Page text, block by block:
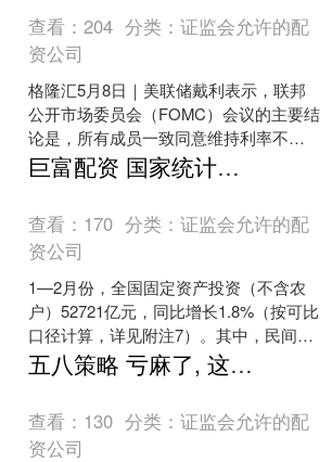
查看：204 分类：证监会允许的配
资公司
格隆汇5月8日｜美联储戴利表示，联邦
公开市场委员会（FOMC）会议的主要结
论是，所有成员一致同意维持利率不
变。声明的措辞不如FOMC的实际行动重
要。未来的经济状....
巨富配资 国家统计局：2月份全国固定资产投资同比增长1.8%
查看： 170 分类：证监会允许的配
资公司
1—2月份，全国固定资产投资（不含农
户）52721亿元，同比增长1.8%（按可比
口径计算，详见附注7）。其中，民间固
定资产投资同比下降2.6%。从环比看，2
月份....
五八策略 亏麻了, 这是我最失败的一次投资!
查看： 130 分类：证监会允许的配
资公司